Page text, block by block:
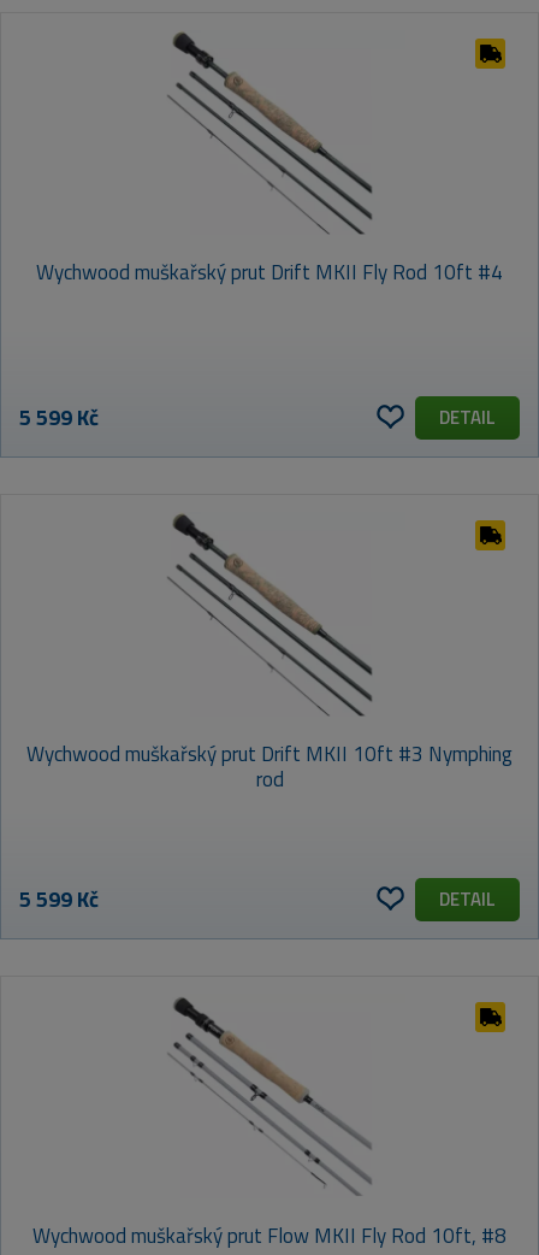
Wychwood muškařský prut Drift MKII Fly Rod 10ft #4
5 599 Kč DETAIL
Wychwood muškařský prut Drift MKII 10ft #3 Nymphing
rod
5 599 Kč DETAIL
Wychwood muškařský prut Flow MKII Fly Rod 10ft, #8